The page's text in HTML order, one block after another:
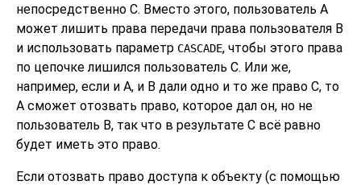
непосредственно C. Вместо этого, пользователь A
может лишить права передачи права пользователя B
и использовать параметр CASCADE, чтобы этого права
по цепочке лишился пользователь C. Или же,
например, если и A, и B дали одно и то же право C, то
A сможет отозвать право, которое дал он, но не
пользователь B, так что в результате C всё равно
будет иметь это право.
Если отозвать право доступа к объекту (с помощью